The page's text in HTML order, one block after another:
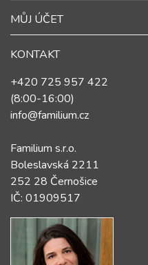
MŮJ ÚČET
KONTAKT
+420 725 957 422
(8:00-16:00)
info@familium.cz
Familium s.r.o.
Boleslavská 2211
252 28 Černošice
IČ: 01909517